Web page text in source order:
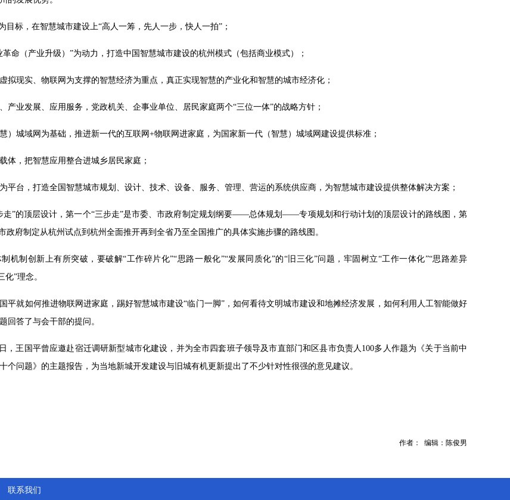
目标，在智慧城市建设上“高人一筹，先人一步，快人一拍”；
革命（产业升级）”为动力，打造中国智慧城市建设的杭州模式（包括商业模式）；
拟现实、物联网为支撑的智慧经济为重点，真正实现智慧的产业化和智慧的城市经济化；
产业发展、应用服务，党政机关、企事业单位、居民家庭两个“三位一体”的战略方针；
）城域网为基础，推进新一代的互联网+物联网进家庭，为国家新一代（智慧）城域网建设提供标准；
体，把智慧应用整合进城乡居民家庭；
平台，打造全国智慧城市规划、设计、技术、设备、服务、管理、营运的系统供应商，为智慧城市建设提供整体解决方案；
走”的顶层设计，第一个“三步走”是市委、市政府制定规划纲要——总体规划——专项规划和行动计划的顶层设计的路线图，第
政府制定从杭州试点到杭州全面推开再到全省乃至全国推广的具体实施步骤的路线图。
机制创新上有所突破，要破解“工作碎片化”“思路一般化”“发展同质化”的“旧三化”问题，牢固树立“工作一体化”“思路差异
化”理念。
平就如何推进物联网进家庭，踢好智慧城市建设“临门一脚”，如何看待文明城市建设和地摊经济发展，如何利用人工智能做好
回答了与会干部的提问。
，王国平曾应邀赴宿迁调研新型城市化建设，并为全市四套班子领导及市直部门和区县市负责人100多人作题为《关于当前中
个问题》的主题报告，为当地新城开发建设与旧城有机更新提出了不少针对性很强的意见建议。
作者： 编辑：陈俊男
联系我们